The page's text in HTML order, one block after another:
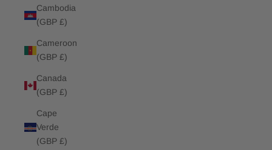
Cambodia
(GBP £)
Cameroon
(GBP £)
Canada
(GBP £)
Cape
Verde
(GBP £)